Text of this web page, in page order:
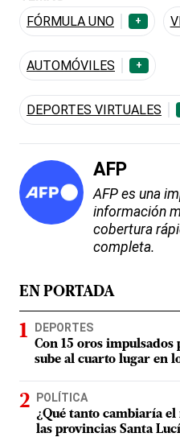
FÓRMULA UNO
+
AUTOMÓVILES +
DEPORTES VIRTUALES
AFP
AFP es una
información
cobertura
completa.
EN PORTADA
DEPORTES
Con 15 oros
sube al cuarto lugar en
POLÍTICA
¿Qué tanto cambiaría
las provincias Santa